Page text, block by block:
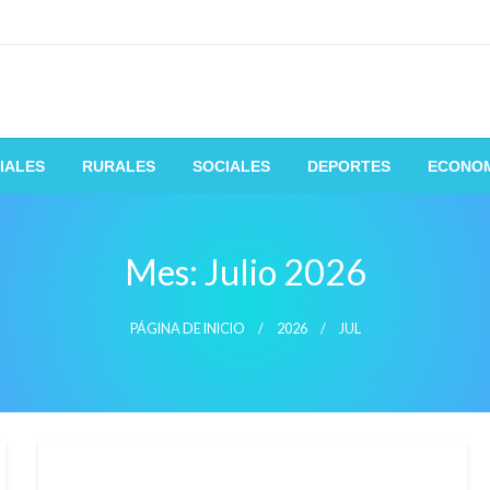
de la manera mas fácil y rápida
RURALES SOCIALES DEPORTES
Mes: Julio 2026
PÁGINA DE INICIO 2026 JUL